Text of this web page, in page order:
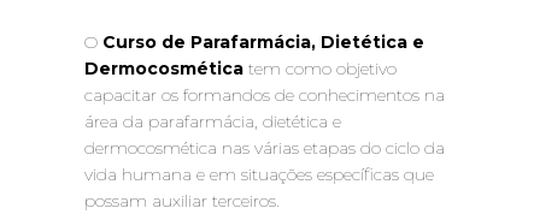
O Curso de Parafarmácia, Dietética e
Dermocosmética tem como objetivo
capacitar os formandos de conhecimentos na
área da parafarmácia, dietética e
dermocosmética nas várias etapas do ciclo da
vida humana e em situações específicas que
possam auxiliar terceiros.